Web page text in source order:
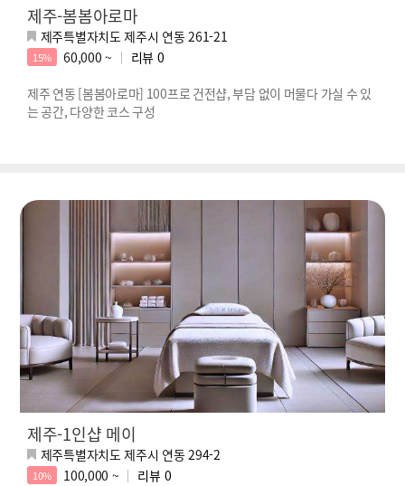
제주-봄봄아로마
제주특별자치도 제주시 연동 261-21
15% 60,000 ~ 리뷰 0
제주 연동 [봄봄아로마] 100프로 건전샵, 부담 없이 머물다 가실 수 있
는 공간, 다양한 코스 구성
제주-1인샵 메이
제주특별자치도 제주시 연동 294-2
10% 100,000 ~ 리뷰 0